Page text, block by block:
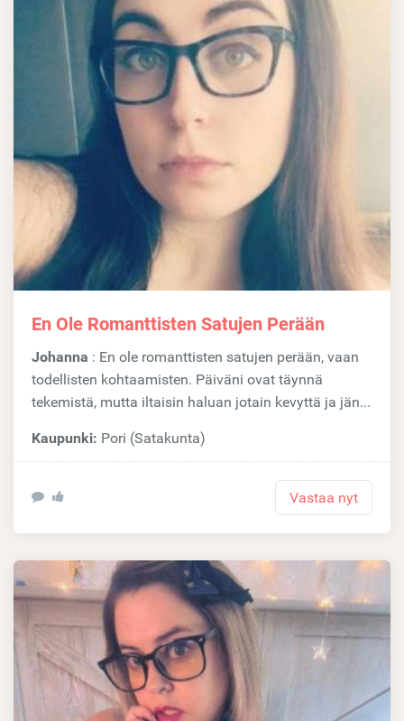
En Ole Romanttisten Satujen Perään
Johanna : En ole romanttisten satujen perään, vaan
todellisten kohtaamisten. Päiväni ovat täynnä
tekemistä, mutta iltaisin haluan jotain kevyttä ja jän...
Kaupunki: Pori (Satakunta)
Vastaa nyt